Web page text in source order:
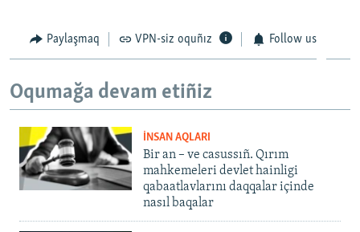
Paylaşmaq VPN-siz oquñız Follow us
Oqumağa devam etiñiz
İNSAN AQLARI
Bir an – ve casussıñ. Qırım
mahkemeleri devlet hainligi
qabaatlavlarını daqqalar içinde
nasıl baqalar